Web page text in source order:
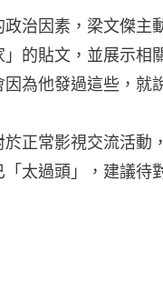
治因素，梁文傑主
」的貼文，並展示相
為他發過這些，就
於正常影視交流活動
「太過頭」，建議待